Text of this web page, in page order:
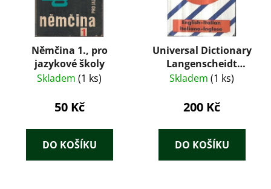
Němčina 1., pro
jazykové školy
Skladem (1 ks)
50 Kč
DO KOŠÍKU
Universal Dictionary
Langenscheidt
Dizionario universale
Italiano-Inglese
Skladem (1 ks)
200 Kč
DO KOŠÍKU